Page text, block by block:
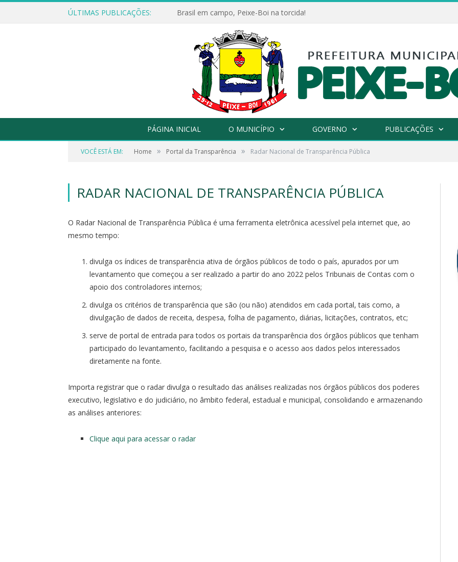
ÚLTIMAS PUBLICAÇÕES: Brasil em campo, Peixe-Boi na torcida!
PÁGINA INICIAL O MUNICÍPIO GOVERNO PUBLICAÇÕES
VOCÊ ESTÁ EM: Home » Portal da Transparência » Radar Nacional de Transparência Pública
RADAR NACIONAL DE TRANSPARÊNCIA PÚBLICA
O Radar Nacional de Transparência Pública é uma ferramenta eletrônica acessível pela internet que, ao
mesmo tempo:
divulga os índices de transparência ativa de órgãos públicos de todo o país, apurados por um
levantamento que começou a ser realizado a partir do ano 2022 pelos Tribunais de Contas com o
apoio dos controladores internos;
divulga os critérios de transparência que são (ou não) atendidos em cada portal, tais como, a
divulgação de dados de receita, despesa, folha de pagamento, diárias, licitações, contratos, etc;
serve de portal de entrada para todos os portais da transparência dos órgãos públicos que tenham
participado do levantamento, facilitando a pesquisa e o acesso aos dados pelos interessados
diretamente na fonte.
Importa registrar que o radar divulga o resultado das análises realizadas nos órgãos públicos dos poderes
executivo, legislativo e do judiciário, no âmbito federal, estadual e municipal, consolidando e armazenando
as análises anteriores:
Clique aqui para acessar o radar